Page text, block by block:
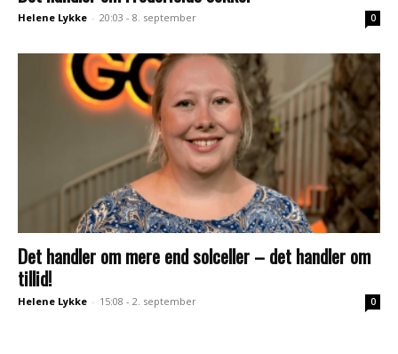
Helene Lykke - 20:03 - 8. september 0
Det handler om mere end solceller – det handler om
tillid!
Helene Lykke - 15:08 - 2. september 0